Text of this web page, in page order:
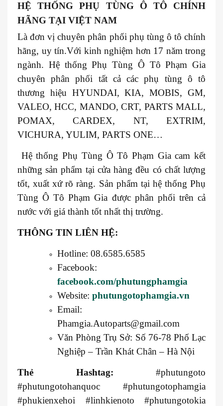
HỆ THỐNG PHỤ TÙNG Ô TÔ CHÍNH
HÃNG TẠI VIỆT NAM
Là đơn vị chuyên phân phối phụ tùng ô tô chính
hãng, uy tín.Với kinh nghiệm hơn 17 năm trong
ngành. Hệ thống Phụ Tùng Ô Tô Phạm Gia
chuyên phân phối tất cả các phụ tùng ô tô
thương hiệu HYUNDAI, KIA, MOBIS, GM,
VALEO, HCC, MANDO, CRT, PARTS MALL,
POMAX, CARDEX, NT, EXTRIM,
VICHURA, YULIM, PARTS ONE…
Hệ thống Phụ Tùng Ô Tô Phạm Gia cam kết
những sản phẩm tại cửa hàng đều có chất lượng
tốt, xuất xứ rõ ràng. Sản phẩm tại hệ thống Phụ
Tùng Ô Tô Phạm Gia được phân phối trên cả
nước với giá thành tốt nhất thị trường.
THÔNG TIN LIÊN HỆ:
Hotline: 08.6585.6585
Facebook:
facebook.com/phutungphamgia
Website: phutungotophamgia.vn
Email:
Phamgia.Autoparts@gmail.com
Văn Phòng Trụ Sở: Số 76-78 Phố Lạc
Nghiệp – Trần Khát Chân – Hà Nội
Thẻ Hashtag: #phutungoto
#phutungotohanquoc #phutungotophamgia
#phukienxehoi #linhkienoto #phutungotokia